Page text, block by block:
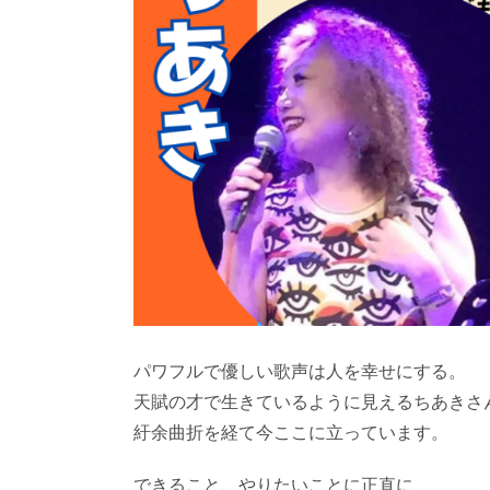
パワフルで優しい歌声は人を幸せにする。
天賦の才で生きているように見えるちあきさ
紆余曲折を経て今ここに立っています。
できること、やりたいことに正直に、